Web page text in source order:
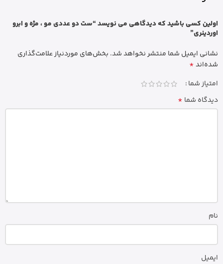
اولین کسی باشید که دیدگاهی می نویسد “ست دو عددی مو ، مژه و ابرو
اوردینری”
نشانی ایمیل شما منتشر نخواهد شد. بخش‌های موردنیاز علامت‌گذاری
شده‌اند*
امتیاز شما
دیدگاه شما *
نام
ایمیل